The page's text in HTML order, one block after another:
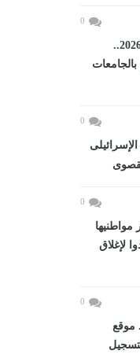
0
تنسيق المرحلة الأولى 2026..
0
0
مواطنيها
لإغلاق
0
الجامعات 2026.. موقع